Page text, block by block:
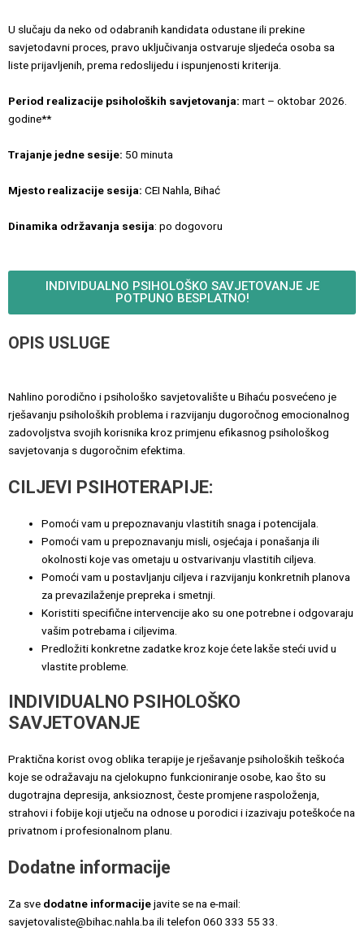
U slučaju da neko od odabranih kandidata odustane ili prekine
savjetodavni proces, pravo uključivanja ostvaruje sljedeća osoba sa
liste prijavljenih, prema redoslijedu i ispunjenosti kriterija.
Period realizacije psiholoških savjetovanja: mart – oktobar 2026.
godine**
Trajanje jedne sesije: 50 minuta
Mjesto realizacije sesija: CEI Nahla, Bihać
Dinamika održavanja sesija: po dogovoru
INDIVIDUALNO PSIHOLOŠKO SAVJETOVANJE JE
POTPUNO BESPLATNO!
OPIS USLUGE
Nahlino porodično i psihološko savjetovalište u Bihaću posvećeno je
rješavanju psiholoških problema i razvijanju dugoročnog emocionalnog
zadovoljstva svojih korisnika kroz primjenu efikasnog psihološkog
savjetovanja s dugoročnim efektima.
CILJEVI PSIHOTERAPIJE:
Pomoći vam u prepoznavanju vlastitih snaga i potencijala.
Pomoći vam u prepoznavanju misli, osjećaja i ponašanja ili
okolnosti koje vas ometaju u ostvarivanju vlastitih ciljeva.
Pomoći vam u postavljanju ciljeva i razvijanju konkretnih planova
za prevazilaženje prepreka i smetnji.
Koristiti specifične intervencije ako su one potrebne i odgovaraju
vašim potrebama i ciljevima.
Predložiti konkretne zadatke kroz koje ćete lakše steći uvid u
vlastite probleme.
INDIVIDUALNO PSIHOLOŠKO
SAVJETOVANJE
Praktična korist ovog oblika terapije je rješavanje psiholoških teškoća
koje se odražavaju na cjelokupno funkcioniranje osobe, kao što su
dugotrajna depresija, anksioznost, česte promjene raspoloženja,
strahovi i fobije koji utječu na odnose u porodici i izazivaju poteškoće na
privatnom i profesionalnom planu.
Dodatne informacije
Za sve dodatne informacijejavite se na e-mail:
savjetovaliste@bihac.nahla.ba ili telefon 060 333 55 33.